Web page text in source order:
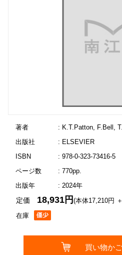
著者
: K.T.Patton, F.Bell,
出版社
: ELSEVIER
ISBN
: 978-0-323-73416-5
ページ数
: 770pp.
出版年
: 2024年
在庫
定価 18,931円(本体17,210円